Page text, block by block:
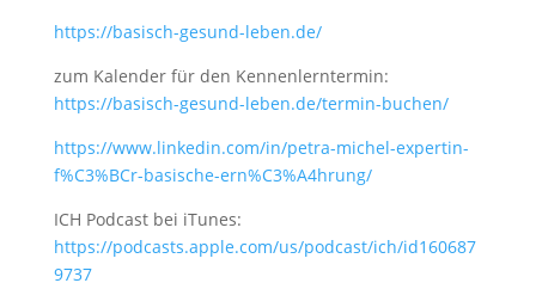
https://basisch-gesund-leben.de/
zum Kalender für den Kennenlerntermin:
https://basisch-gesund-leben.de/termin-buchen/
https://www.linkedin.com/in/petra-michel-expertin-
f%C3%BCr-basische-ern%C3%A4hrung/
ICH Podcast bei iTunes:
https://podcasts.apple.com/us/podcast/ich/id160687
9737